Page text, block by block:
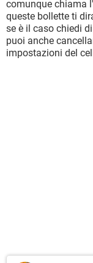
comunque chiama
queste bollette ti
se è il caso chiedi
puoi anche
impostazioni del